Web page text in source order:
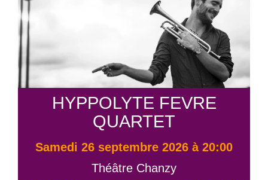
HYPPOLYTE FEVRE
QUARTET
samedi 26 septembre 2026 à 20:00
Théâtre Chanzy